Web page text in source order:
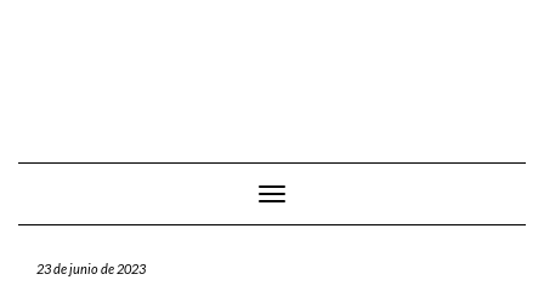
Cambiar modo de navegación
23 de junio de 2023